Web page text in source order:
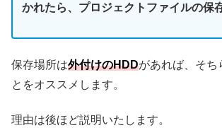
かれたら、プロジェクトファイルの保
保存場所は外付けのHDDがあれば、そち
とをオススメします。
理由は後ほど説明いたします。